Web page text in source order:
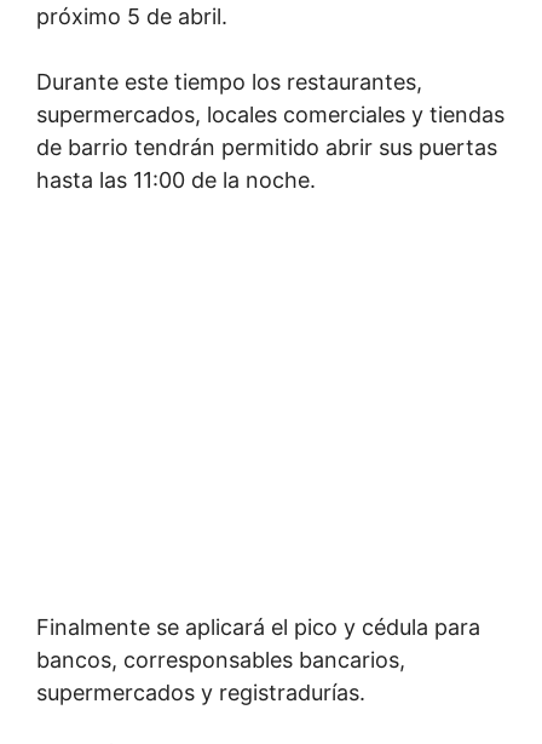
próximo 5 de abril.
Durante este tiempo los restaurantes,
supermercados, locales comerciales y tiendas
de barrio tendrán permitido abrir sus puertas
hasta las 11:00 de la noche.
Finalmente se aplicará el pico y cédula para
bancos, corresponsables bancarios,
supermercados y registradurías.